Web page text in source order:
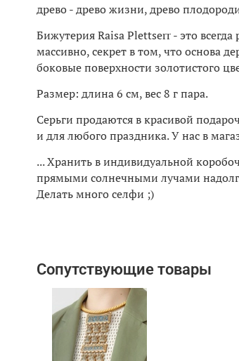
древо - древо жизни, древо
Бижутерия Raisa Plettserr - это
массивно, секрет в том, что основа
боковые поверхности золотистого
Размер: длина 6 см, вес 8 г пара.
Серьги продаются в красивой
и для любого праздника. У нас в
... Хранить в индивидуальной
прямыми солнечными лучами
Делать много селфи ;)
Сопутствующие товары